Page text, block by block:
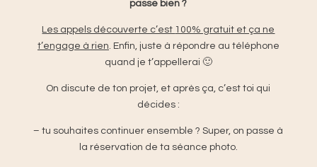
passe bien ?
Les appels découverte c’est 100% gratuit et ça ne
t’engage à rien. Enfin, juste à répondre au téléphone
quand je t’appellerai 🙂
On discute de ton projet, et après ça, c’est toi qui
décides :
– tu souhaites continuer ensemble ? Super, on passe à
la réservation de ta séance photo.